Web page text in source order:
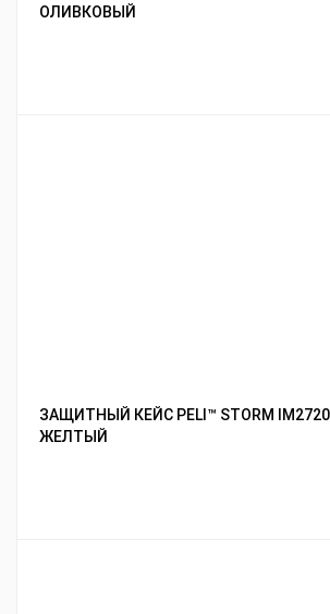
ОЛИВКОВЫЙ
ЗАЩИТНЫЙ КЕЙС PELI™ STORM
ЖЕЛТЫЙ